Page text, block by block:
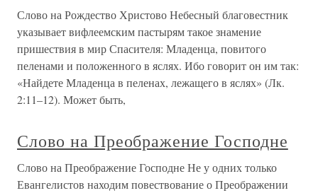
Слово на Рождество Христово Небесный благовестник
указывает вифлеемским пастырям такое знамение
пришествия в мир Спасителя: Младенца, повитого
пеленами и положенного в яслях. Ибо говорит он им так:
«Найдете Младенца в пеленах, лежащего в яслях» (Лк.
2:11–12). Может быть,
Слово на Преображение Господне
Слово на Преображение Господне Не у одних только
Евангелистов находим повествование о Преображении